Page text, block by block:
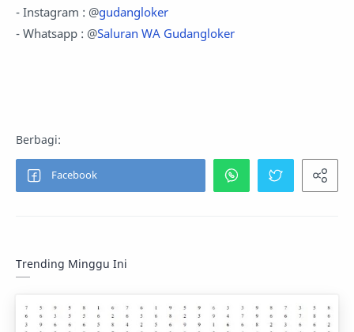
- Instagram : @gudangloker
- Whatsapp : @Saluran WA Gudangloker
Trending Minggu Ini